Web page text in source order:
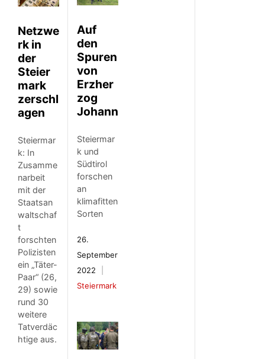
Netzwe
rk in
der
Steier
mark
zerschl
agen
Steiermar
k: In
Zusamme
narbeit
mit der
Staatsan
waltschaf
t
forschten
Polizisten
ein „Täter-
Paar“ (26,
29) sowie
rund 30
weitere
Tatverdäc
htige aus.
Auf
den
Spuren
von
Erzher
zog
Johann
Steiermar
k und
Südtirol
forschen
an
klimafitten
Sorten
26.
September
2022
Steiermark